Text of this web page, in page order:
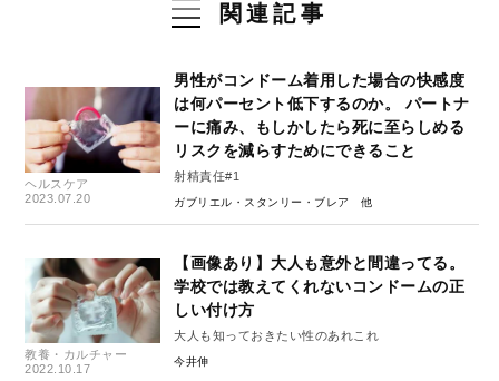
関連記事
ヘルスケア
2023.07.20
男性がコンドーム着用した場合の快感度
は何パーセント低下するのか。 パートナ
ーに痛み、もしかしたら死に至らしめる
リスクを減らすためにできること
射精責任#1
ガブリエル・スタンリー・ブレア
教養・カルチャー
2022.10.17
【画像あり】大人も意外と間違ってる。
学校では教えてくれないコンドームの正
しい付け方
大人も知っておきたい性のあれこれ
今井伸